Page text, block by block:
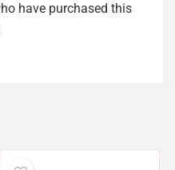
have purchased this